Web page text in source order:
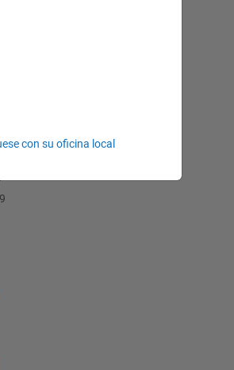
con su oficina local